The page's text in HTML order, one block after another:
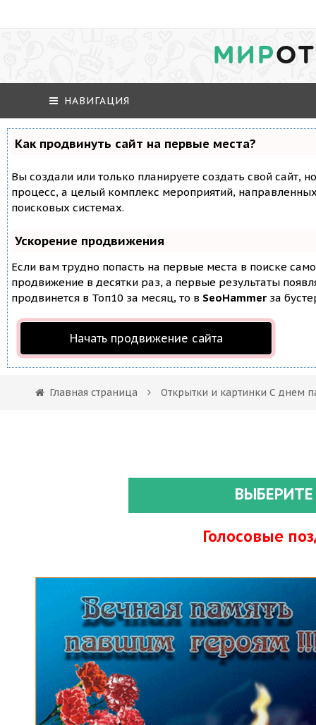
МИР
НАВИГАЦИЯ
Как продвинуть сайт на первые места?
Вы создали или только планируете создать свой сайт,
процесс, а целый комплекс мероприятий,
поисковых системах.
Ускорение продвижения
Если вам трудно попасть на первые места в поиске
продвижение в десятки раз, а первые результаты
продвинется в Топ10 за месяц, то в SeoHammer за
Начать продвижение сайта
Главная страница Открытки и картинки С днем
Голосовые